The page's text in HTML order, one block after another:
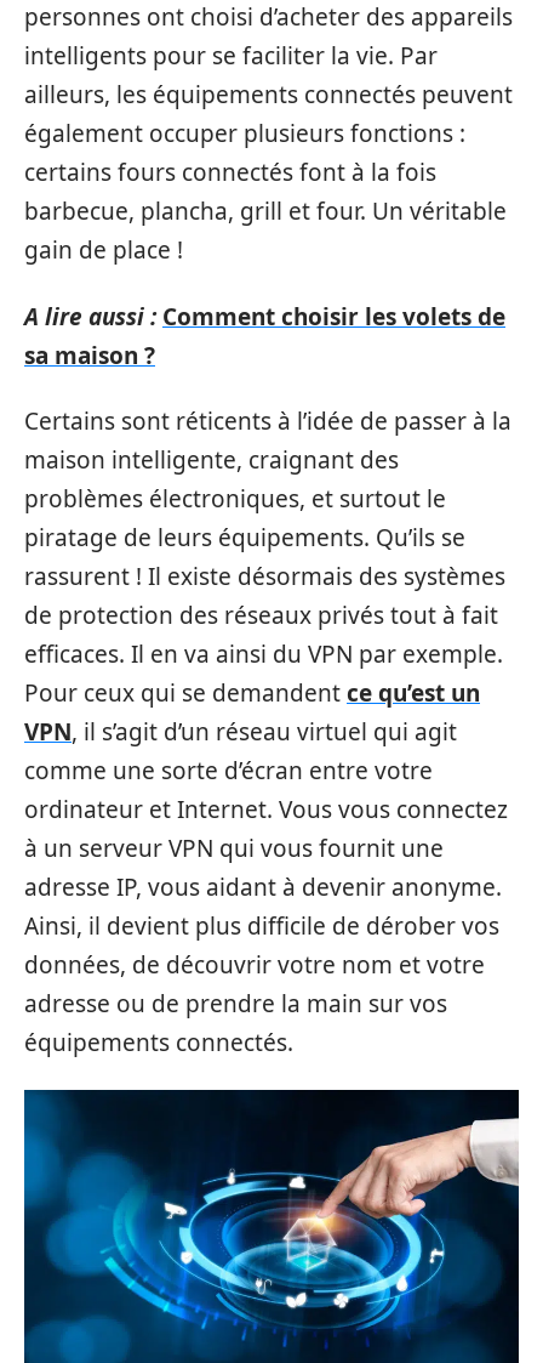
personnes ont choisi d’acheter des appareils
intelligents pour se faciliter la vie. Par
ailleurs, les équipements connectés peuvent
également occuper plusieurs fonctions :
certains fours connectés font à la fois
barbecue, plancha, grill et four. Un véritable
gain de place !
A lire aussi : Comment choisir les volets de
sa maison ?
Certains sont réticents à l’idée de passer à la
maison intelligente, craignant des
problèmes électroniques, et surtout le
piratage de leurs équipements. Qu’ils se
rassurent ! Il existe désormais des systèmes
de protection des réseaux privés tout à fait
efficaces. Il en va ainsi du VPN par exemple.
Pour ceux qui se demandentce qu’est un
VPN, il s’agit d’un réseau virtuel qui agit
comme une sorte d’écran entre votre
ordinateur et Internet. Vous vous connectez
à un serveur VPN qui vous fournit une
adresse IP, vous aidant à devenir anonyme.
Ainsi, il devient plus difficile de dérober vos
données, de découvrir votre nom et votre
adresse ou de prendre la main sur vos
équipements connectés.